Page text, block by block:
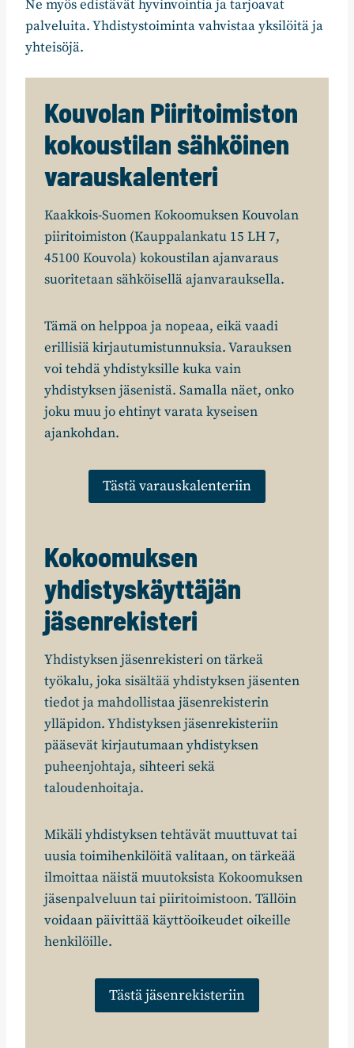
Ne myös edistävät hyvinvointia ja tarjoavat
palveluita. Yhdistystoiminta vahvistaa yksilöitä ja
yhteisöjä.
Kouvolan Piiritoimiston
kokoustilan sähköinen
varauskalenteri
Kaakkois-Suomen Kokoomuksen Kouvolan
piiritoimiston (Kauppalankatu 15 LH 7,
45100 Kouvola) kokoustilan ajanvaraus
suoritetaan sähköisellä ajanvarauksella.
Tämä on helppoa ja nopeaa, eikä vaadi
erillisiä kirjautumistunnuksia. Varauksen
voi tehdä yhdistyksille kuka vain
yhdistyksen jäsenistä. Samalla näet, onko
joku muu jo ehtinyt varata kyseisen
ajankohdan.
Tästä varauskalenteriin
Kokoomuksen
yhdistyskäyttäjän
jäsenrekisteri
Yhdistyksen jäsenrekisteri on tärkeä
työkalu, joka sisältää yhdistyksen jäsenten
tiedot ja mahdollistaa jäsenrekisterin
ylläpidon. Yhdistyksen jäsenrekisteriin
pääsevät kirjautumaan yhdistyksen
puheenjohtaja, sihteeri sekä
taloudenhoitaja.
Mikäli yhdistyksen tehtävät muuttuvat tai
uusia toimihenkilöitä valitaan, on tärkeää
ilmoittaa näistä muutoksista Kokoomuksen
jäsenpalveluun tai piiritoimistoon. Tällöin
voidaan päivittää käyttöoikeudet oikeille
henkilöille.
Tästä jäsenrekisteriin